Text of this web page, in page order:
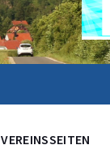
VEREINSSEITEN